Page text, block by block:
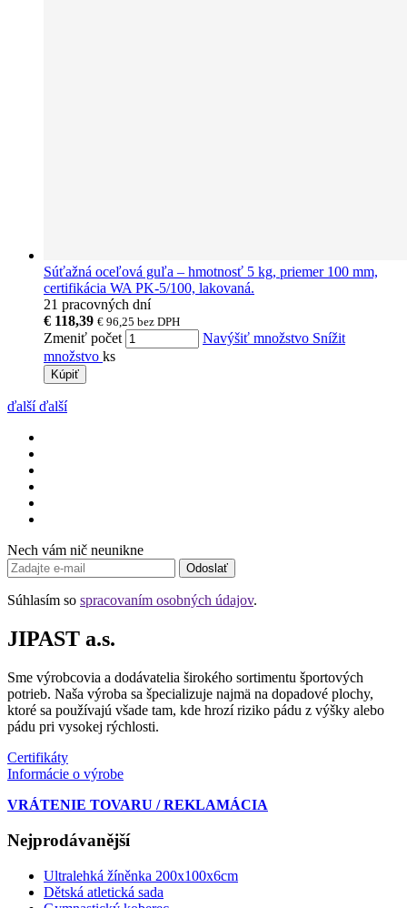
Súťažná oceľová guľa – hmotnosť 5 kg, priemer 100 mm,
certifikácia WA PK-5/100, lakovaná.
21 pracovných dní
€ 118,39 € 96,25 bez DPH
Zmeniť počet Navýšiť množstvo Snížit
množstvo ks
Kúpiť
ďalší ďalší
Nech vám nič neunikne
Odoslať
Súhlasím so spracovaním osobných údajov.
JIPAST a.s.
Sme výrobcovia a dodávatelia širokého sortimentu športových
potrieb. Naša výroba sa špecializuje najmä na dopadové plochy,
ktoré sa používajú všade tam, kde hrozí riziko pádu z výšky alebo
pádu pri vysokej rýchlosti.
Certifikáty
Informácie o výrobe
VRÁTENIE TOVARU / REKLAMÁCIA
Nejprodávanější
Ultralehká žíněnka 200x100x6cm
Dětská atletická sada